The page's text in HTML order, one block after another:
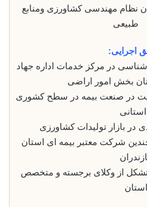
نظام مهندسی کشاورزی ومنابع
طبیعی
اجرایی:
در مرکز خدمات اداره جهاد
بخش امور اراضی
در صنعت بیمه در سطح کشوری
در بازار تولیدات کشاورزی
شرکت معتبر بیمه ای استان
از وکلای برجسته و متخصص
استان